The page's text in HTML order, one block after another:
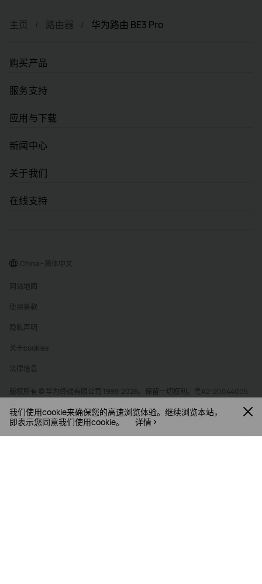
我们使用cookie来确保您的高速浏览体验。继续浏览本站，
即表示您同意我们使用cookie。
详情
主页 路由器 华为路由 BE3 Pro
购买产品
服务支持
应用与下载
新闻中心
关于我们
在线支持
版权所有 © 华为终端有限公司 1998-2026。保留一切权利。
粤A2-20044005
网站地图
使用条款
隐私声明
关于cookies
法律信息
China - 简体中文